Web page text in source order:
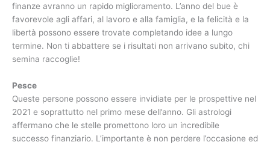
finanze avranno un rapido miglioramento. L’anno del bue è
favorevole agli affari, al lavoro e alla famiglia, e la felicità e la
libertà possono essere trovate completando idee a lungo
termine. Non ti abbattere se i risultati non arrivano subito, chi
semina raccoglie!
Pesce
Queste persone possono essere invidiate per le prospettive nel
2021 e soprattutto nel primo mese dell’anno. Gli astrologi
affermano che le stelle promettono loro un incredibile
successo finanziario. L’importante è non perdere l’occasione ed